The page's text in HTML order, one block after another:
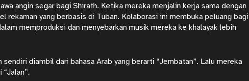
angin segar bagi Shirath. Ketika mereka menjalin kerja sama dengan
rekaman yang berbasis di Tuban. Kolaborasi ini membuka peluang bagi
memproduksi dan menyebarkan musik mereka ke khalayak lebih
diambil dari bahasa Arab yang berarti “Jembatan”. Lalu mereka